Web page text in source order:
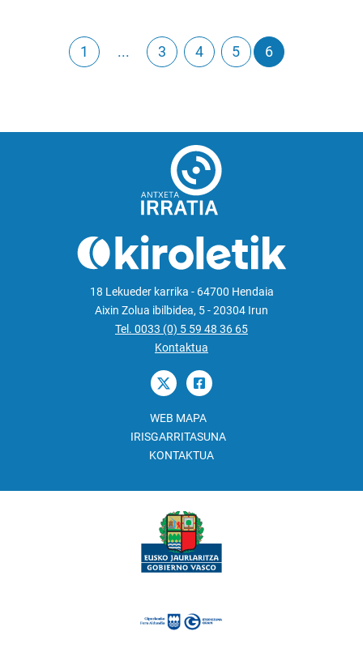
1 ... 3 4 5 6
18 Lekueder karrika - 64700 Hendaia
Aixin Zolua ibilbidea, 5 - 20304 Irun
Tel. 0033 (0) 5 59 48 36 65
Kontaktua
WEB MAPA
IRISGARRITASUNA
KONTAKTUA